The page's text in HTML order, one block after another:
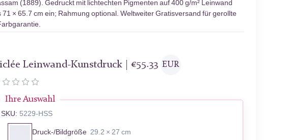
(1889). Gedruckt mit lichtechten Pigmenten auf 400 g/m² Leinwand
× 65.7 cm ein; Rahmung optional. Weltweiter Gratisversand für gerollte
Leinwand-Kunstdruck |€55.33 EUR
Ihre Auswahl
SKU: 5229-HSS
Druck-/Bildgröße 29.2 × 27 cm